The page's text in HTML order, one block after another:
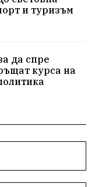
история
среща
и туризъм
да спре
курса на